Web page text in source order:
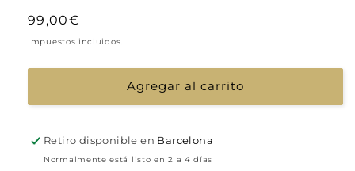
Precio
habitual
99,00€
Impuestos incluidos.
Agregar al carrito
Retiro disponible en Barcelona
Normalmente está listo en 2 a 4 días